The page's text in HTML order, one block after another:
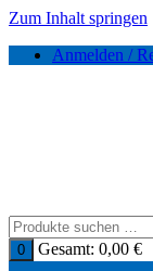
Zum Inhalt springen
Anmelden /
0 Gesamt: 0,00 €